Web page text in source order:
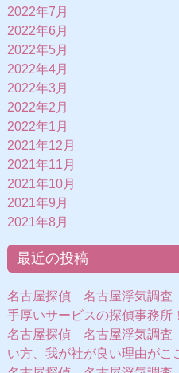
2022年7月
2022年6月
2022年5月
2022年4月
2022年3月
2022年2月
2022年1月
2021年12月
2021年11月
2021年10月
2021年9月
2021年8月
最近の投稿
名古屋探偵 名古屋浮気調査
手厚いサービスの探偵事務所！
名古屋探偵 名古屋浮気調査
い方、我が社が良い理由がこ